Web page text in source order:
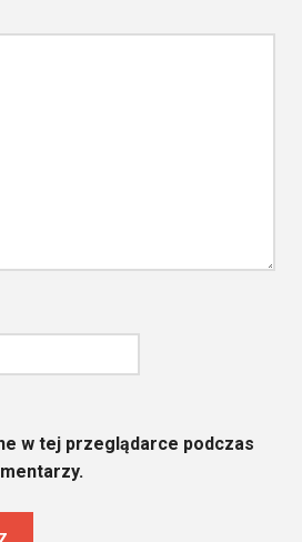
w tej przeglądarce podczas